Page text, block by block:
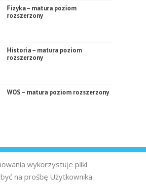
Fizyka – matura poziom
rozszerzony
Historia – matura poziom
rozszerzony
WOS – matura poziom rozszerzony
wykorzystuje pliki
na prośbę Użytkownika